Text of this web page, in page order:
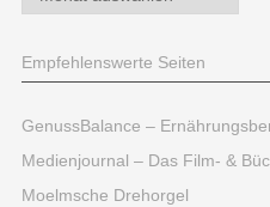
Empfehlenswerte Seiten
GenussBalance –
Medienjournal – Das Film- &
Moelmsche Drehorgel